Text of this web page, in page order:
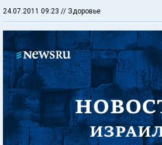
24.07.2011 09:23 // Здоровье